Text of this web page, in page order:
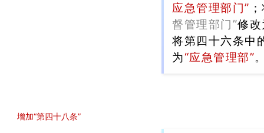
应急管理部门”
督管理部门”修
将第四十六条中
为“应急管理部”
增加“第四十八条”